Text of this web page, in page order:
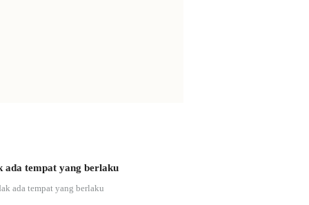
ada tempat yang berlaku
ada tempat yang berlaku